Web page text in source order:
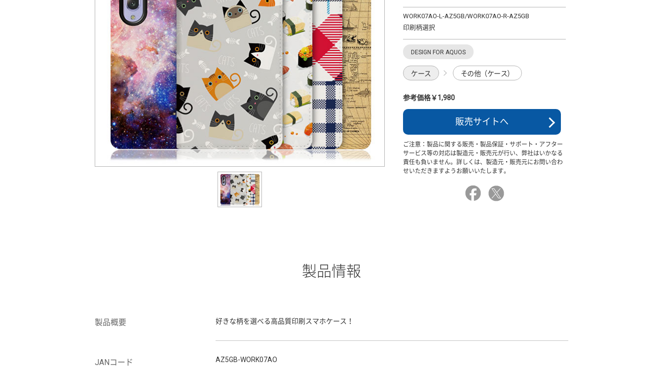
WORK07AO-L-AZ5GB/WORK07AO-R-AZ5GB
印刷柄選択
DESIGN FOR AQUOS
ケース その他（ケース）
参考価格￥1,980
販売サイトへ
ご注意：製品に関する販売・製品保証・サポート・アフター
サービス等の対応は製造元・販売元が行い、弊社はいかなる
責任も負いません。詳しくは、製造元・販売元にお問い合わ
せいただきますようお願いいたします。
製品情報
製品概要 好きな柄を選べる高品質印刷スマホケース！
JANコード AZ5GB-WORK07AO